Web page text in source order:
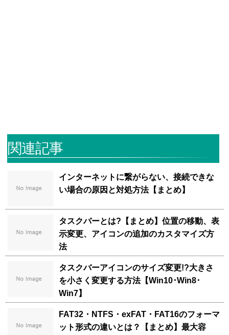
関連記事
インターネットに繋がらない、接続できな
い場合の原因と対処方法【まとめ】
タスクバーとは?【まとめ】位置の移動、表
示変更、アイコンの追加のカスタマイズ方
法
タスクバーアイコンのサイズ変更!?大きさ
を小さく変更する方法【Win10･Win8･
Win7】
FAT32・NTFS・exFAT・FAT16のフォーマ
ット形式の違いとは？【まとめ】最大容